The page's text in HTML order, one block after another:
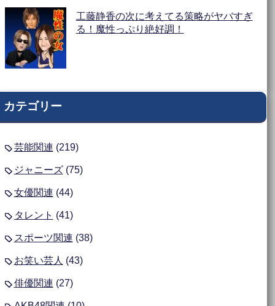
工藤静香の次に考えてる策略がヤバすぎ
る！魔性っぷり絶好調！
カテゴリー
芸能関連 (219)
ジャニーズ(75)
女優関連 (44)
タレント (41)
スポーツ関連 (38)
お笑い芸人 (43)
俳優関連 (27)